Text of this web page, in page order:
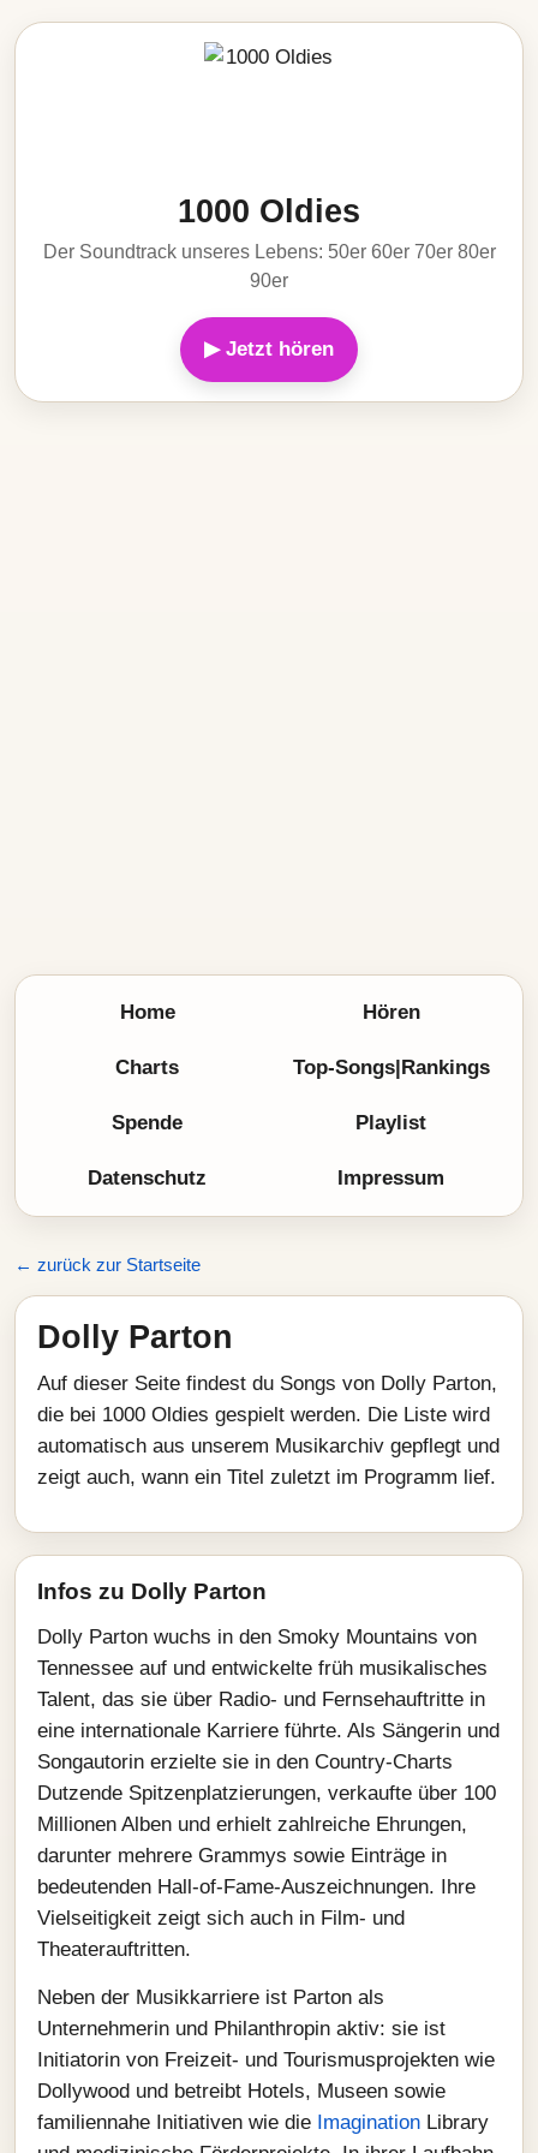
1000 Oldies
Der Soundtrack unseres Lebens: 50er 60er 70er 80er
90er
▶ Jetzt hören
Home Hören
Charts Top-Songs|Rankings
Spende Playlist
Datenschutz Impressum
← zurück zur Startseite
Dolly Parton
Auf dieser Seite findest du Songs von Dolly Parton,
die bei 1000 Oldies gespielt werden. Die Liste wird
automatisch aus unserem Musikarchiv gepflegt und
zeigt auch, wann ein Titel zuletzt im Programm lief.
Infos zu Dolly Parton
Dolly Parton wuchs in den Smoky Mountains von
Tennessee auf und entwickelte früh musikalisches
Talent, das sie über Radio‑ und Fernsehauftritte in
eine internationale Karriere führte. Als Sängerin und
Songautorin erzielte sie in den Country‑Charts
Dutzende Spitzenplatzierungen, verkaufte über 100
Millionen Alben und erhielt zahlreiche Ehrungen,
darunter mehrere Grammys sowie Einträge in
bedeutenden Hall‑of‑Fame‑Auszeichnungen. Ihre
Vielseitigkeit zeigt sich auch in Film‑ und
Theaterauftritten.
Neben der Musikkarriere ist Parton als
Unternehmerin und Philanthropin aktiv: sie ist
Initiatorin von Freizeit‑ und Tourismusprojekten wie
Dollywood und betreibt Hotels, Museen sowie
familiennahe Initiativen wie die Imagination Library